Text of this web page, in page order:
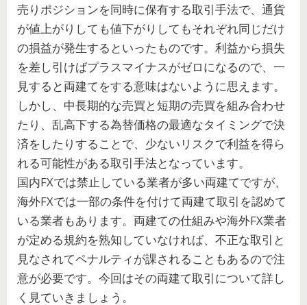
売りポジションを同時に保有する取引手法で、通貨
が値上がりしても値下がりしてもそれぞれ同じだけ
の損益が発生するといったものです。利益から損失
を差し引けばプラスマイナスがゼロになるので、一
見すると両建てをする意味はないように思えます。
しかし、中長期的な売買と短期の売買を組み合わせ
たり、乱高下する為替価格の最適なタイミングで決
済をしたりすることで、少ないリスクで利益を得ら
れる可能性がある取引手法となっています。
国内FXでは禁止している業者が多い両建てですが、
海外FXでは一部の条件を付けて両建て取引を認めて
いる業者もあります。両建ての仕組みや海外FX業者
が定める規約を熟知していなければ、不正な取引と
見なされてペナルティが課されることもあるので注
意が必要です。今回はその両建て取引について詳し
く見ていきましょう。